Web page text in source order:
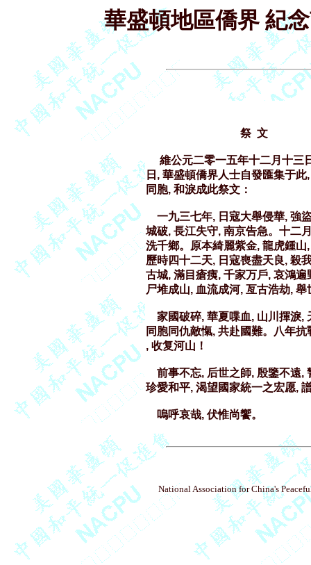
華盛頓地區僑界 紀
                                  祭  文
維公元二零一五年十二月十
日, 華盛頓僑界人士自發匯集于
同胞, 和淚成此祭文：
一九三七年, 日寇大舉侵華,
城破, 長江失守, 南京告急。十二
洗千鄉。原本綺麗紫金, 龍虎鍾
歷時四十二天, 日寇喪盡天良, 殺
古城, 滿目瘡痍, 千家万戶, 哀鴻
尸堆成山, 血流成河, 亙古浩劫, 舉
家國破碎, 華夏喋血, 山川揮
同胞同仇敵愾, 共赴國難。八年
, 收复河山！
前事不忘, 后世之師, 殷鑒不
珍愛和平, 渴望國家統一之宏愿,
National Association for China's